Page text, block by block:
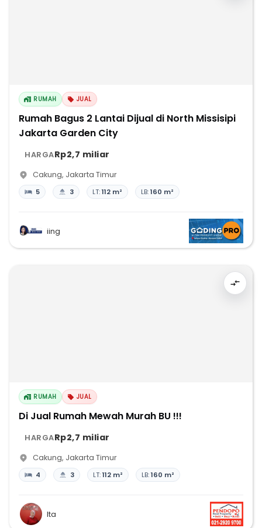
RUMAH JUAL
Rumah Bagus 2 Lantai Dijual di North Missisipi
Jakarta Garden City
HARGARp2,7 miliar
Cakung, Jakarta Timur
5 3 LT:112 m² LB:160 m²
iing
RUMAH JUAL
Di Jual Rumah Mewah Murah BU !!!
HARGARp2,7 miliar
Cakung, Jakarta Timur
4 3 LT:112 m² LB:160 m²
Ita